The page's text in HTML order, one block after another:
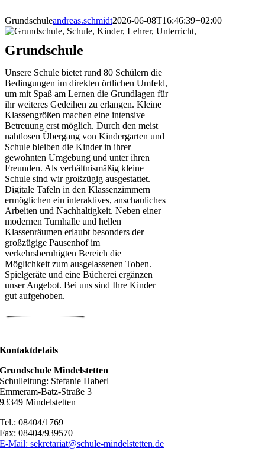
Inhalt
springen
Grundschuleandreas.schmidt2026-06-08T16:46:39+02:00
Grundschule
Unsere Schule bietet rund 80 Schülern die
Bedingungen im direkten örtlichen Umfeld,
um mit Spaß am Lernen die Grundlagen für
ihr weiteres Gedeihen zu erlangen. Kleine
Klassengrößen machen eine intensive
Betreuung erst möglich. Durch den meist
nahtlosen Übergang von Kindergarten und
Schule bleiben die Kinder in ihrer
gewohnten Umgebung und unter ihren
Freunden. Als verhältnismäßig kleine
Schule sind wir großzügig ausgestattet.
Digitale Tafeln in den Klassenzimmern
ermöglichen ein interaktives, anschauliches
Arbeiten und Nachhaltigkeit. Neben einer
modernen Turnhalle und hellen
Klassenräumen erlaubt besonders der
großzügige Pausenhof im
verkehrsberuhigten Bereich die
Möglichkeit zum ausgelassenen Toben.
Spielgeräte und eine Bücherei ergänzen
unser Angebot. Bei uns sind Ihre Kinder
gut aufgehoben.
Kontaktdetails
Grundschule Mindelstetten
Schulleitung: Stefanie Haberl
Emmeram-Batz-Straße 3
93349 Mindelstetten
Tel.: 08404/1769
Fax: 08404/939570
E-Mail: sekretariat@schule-mindelstetten.de